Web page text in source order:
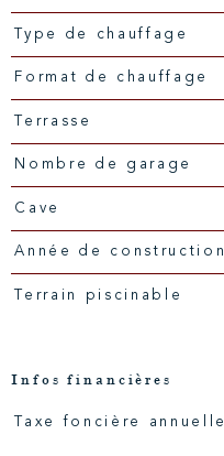
Type de chauffage
Format de chauffage
Terrasse
Nombre de garage
Cave
Année de construction
Terrain piscinable
Infos financières
Caractéristiques Valeurs
Taxe foncière annuelle